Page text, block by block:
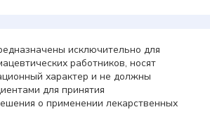
исключительно для
работников, носят
характер и не должны
для принятия
о применении лекарственных